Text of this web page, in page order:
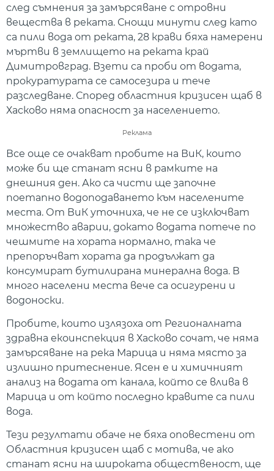
след съмнения за замърсяване с отровни
вещества в реката. Снощи минути след като
са пили вода от реката, 28 крави бяха намерени
мъртви в землището на реката край
Димитровград. Взети са проби от водата,
прокуратурата се самосезира и тече
разследване. Според областния кризисен щаб в
Хасково няма опасност за населението.
Реклама
Все още се очакват пробите на ВиК, които
може би ще станат ясни в рамките на
днешния ден. Ако са чисти ще започне
поетапно водоподаването към населените
места. От ВиК уточниха, че не се изключват
множество аварии, докато водата потече по
чешмите на хората нормално, така че
препоръчват хората да продължат да
консумират бутилирана минерална вода. В
много населени места вече са осигурени и
водоноски.
Пробите, които излязоха от Регионалната
здравна екоинспекция в Хасково сочат, че няма
замърсяване на река Марица и няма място за
излишно притеснение. Ясен е и химичният
анализ на водата от канала, който се влива в
Марица и от който последно кравите са пили
вода.
Тези резултати обаче не бяха оповестени от
Областния кризисен щаб с мотива, че ако
станат ясни на широката общественост, ще